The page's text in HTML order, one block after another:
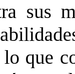
sus
que